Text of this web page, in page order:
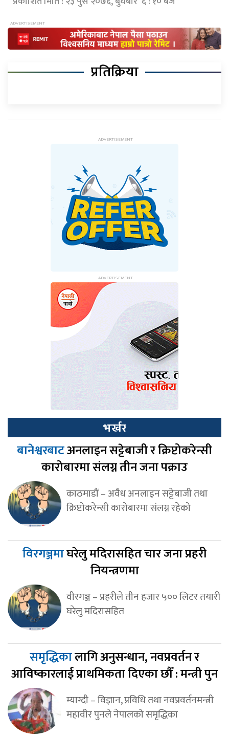
प्रतिक्रिया
भर्खर
बानेश्वरबाटअनलाइन सट्टेबाजी र क्रिप्टोकरेन्सी
कारोबारमा संलग्न तीन जना पक्राउ
काठमाडौं – अवैध अनलाइन सट्टेबाजी तथा
क्रिप्टोकरेन्सी कारोबारमा संलग्न रहेको
विरगञ्जमाघरेलु मदिरासहित चार जना प्रहरी
नियन्त्रणमा
वीरगञ्ज – प्रहरीले तीन हजार ५०० लिटर तयारी
घरेलु मदिरासहित
समृद्धिकालागि अनुसन्धान, नवप्रवर्तन र
आविष्कारलाई प्राथमिकता दिएका छौँ : मन्त्री पुन
म्याग्दी – विज्ञान, प्रविधि तथा नवप्रवर्तनमन्त्री
महावीर पुनले नेपालको समृद्धिका